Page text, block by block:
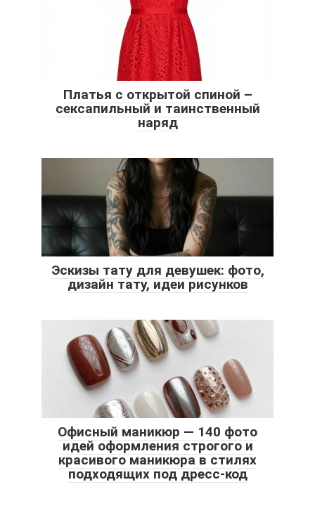
Платья с открытой спиной –
сексапильный и таинственный
наряд
Эскизы тату для девушек: фото,
дизайн тату, идеи рисунков
Офисный маникюр — 140 фото
идей оформления строгого и
красивого маникюра в стилях
подходящих под дресс-код